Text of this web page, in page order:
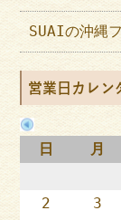
SUAIの沖縄
営業日カレン
日
月
2
3